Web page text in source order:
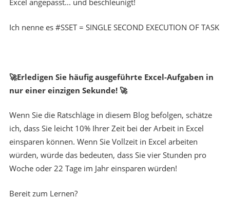
Excel angepasst... und beschleunigt!
Ich nenne es #SSET = SINGLE SECOND EXECUTION OF TASK
🚀Erledigen Sie häufig ausgeführte Excel-Aufgaben in
nur einer einzigen Sekunde! 🚀
Wenn Sie die Ratschläge in diesem Blog befolgen, schätze
ich, dass Sie leicht 10% Ihrer Zeit bei der Arbeit in Excel
einsparen können. Wenn Sie Vollzeit in Excel arbeiten
würden, würde das bedeuten, dass Sie vier Stunden pro
Woche oder 22 Tage im Jahr einsparen würden!
Bereit zum Lernen?